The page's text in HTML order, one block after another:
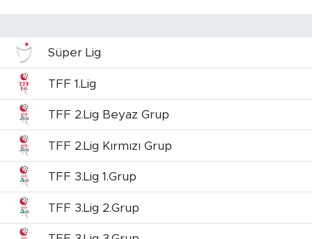
Süper Lig
TFF 1.Lig
TFF 2.Lig Beyaz Grup
TFF 2.Lig Kırmızı Grup
TFF 3.Lig 1.Grup
TFF 3.Lig 2.Grup